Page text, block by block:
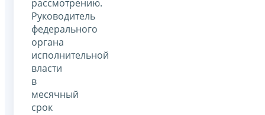
рассмотрению.
Руководитель
федерального
органа
исполнительной
власти
в
месячный
срок